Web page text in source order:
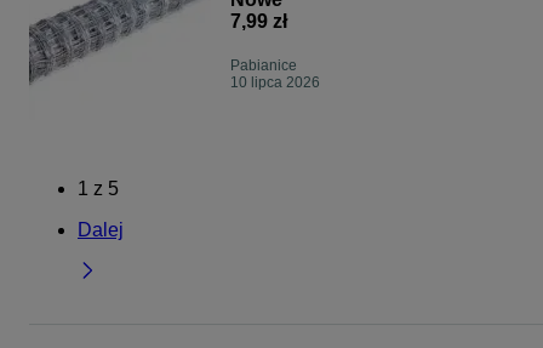
7,99 zł
Pabianice
10 lipca 2026
1 z 5
Dalej